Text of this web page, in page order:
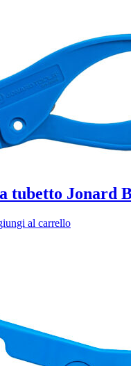
tubetto Jonard
al carrello